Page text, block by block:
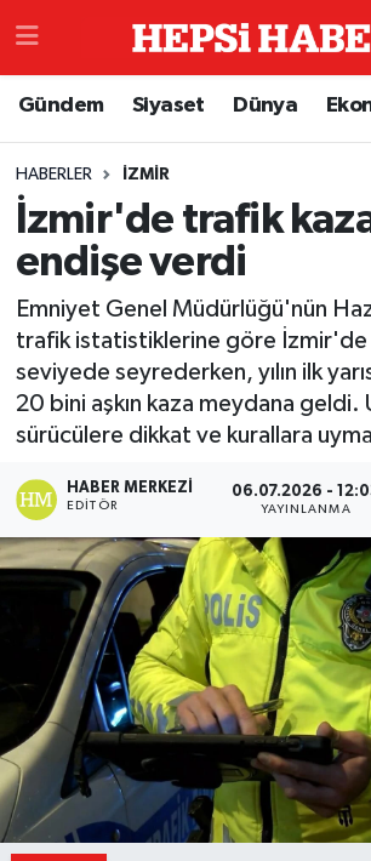
Gündem Siyaset Dünya
HABERLER İZMIR
İzmir'de trafik
endişe verdi
Emniyet Genel Müdürlüğü'nün
trafik istatistiklerine göre İzmir'de
seviyede seyrederken, yılın ilk
20 bini aşkın kaza meydana geldi.
sürücülere dikkat ve kurallara uyma
HABER MERKEZI
EDITÖR
06.07.2026 -
YAYINLANMA
Çevre
Dünya
Eğitim
Ekonomi
Magazin
Özel Haber
Sağlık
Siyaset
Son Dakika
İzmir Namaz Vakitleri
İstanbul Trafik Yoğunluk Haritası
Süper Lig Puan Durumu ve
Tüm Manşetler